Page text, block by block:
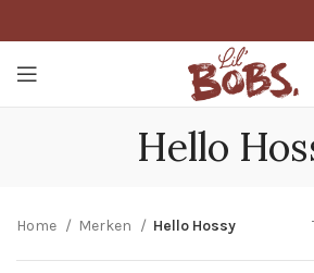
Hello
Home Merken Hello Hossy